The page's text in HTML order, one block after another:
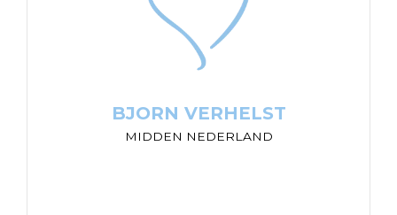
BJORN VERHELST
MIDDEN NEDERLAND
BJORN VERHELST
MIDDEN NEDERLAND
"Een luisterend oor waar je niet hoeft te kiezen
en vrij uit kan praten. Kijken wat jij nodig hebt van